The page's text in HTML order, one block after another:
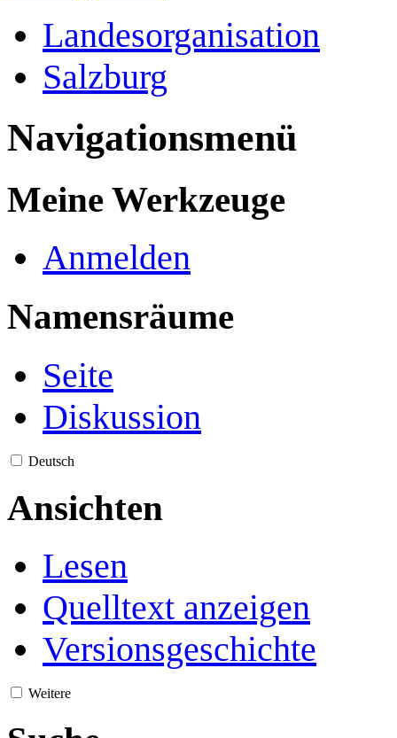
Landesorganisation
Salzburg
Navigationsmenü
Meine Werkzeuge
Anmelden
Namensräume
Seite
Diskussion
Deutsch
Ansichten
Lesen
Quelltext anzeigen
Versionsgeschichte
Weitere